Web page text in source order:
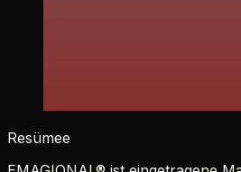
Resümee